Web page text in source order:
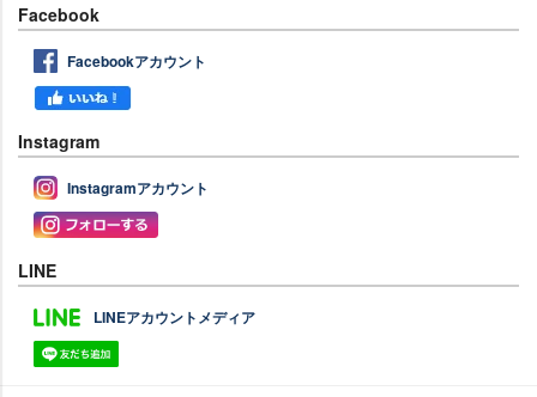
Facebook
Facebookアカウント
Instagram
Instagramアカウント
LINE
LINEアカウントメディア